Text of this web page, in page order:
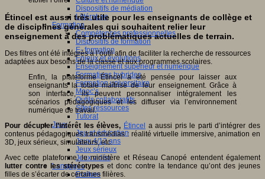
Dispositifs de médiation
Littérature
Formation
Compétences professionnelles
Dispositifs de formation
E- formation
Enjeux et évolutions
Enseignement supérieur et numérique
Formations hybrides
Formation universitaire
Mooc’s
Outils collaboratifs
Sites ressources
Tutorat
Jeux
Jeu et éducation
Jeux 4/12 ans
Jeux sérieux
Jeux vidéo
Langages
Ecriture
Étincel est aussi très utile pour les enseignants de collège et
de disciplines générales qui souhaitent relier leur
enseignement à des problématiques actuelles de terrain.
Des filtres ont été intégrés à l’outil afin de faciliter la recherche de ressources
adaptées aux besoins de la classe et aux programmes scolaires.
Enfin, la plateforme Étincel a été pensée pour laisser aux
enseignants la totale maîtrise de leur enseignement. Grâce à
son interface, ils peuvent personnaliser intégralement les
scénarios pédagogiques et les diffuser via l’environnement
numérique de travail.
Pour décupler l’intérêt les élèves, Étincel
a aussi pris le parti d’intégrer des
contenus pédagogiques transmédias : réalité virtuelle immersive, animation en
3D, jeux sérieux, simulateurs, etc.
Avec cette plateforme, le ministère et Réseau Canopé entendent également
lutter contre les stéréotypeset donc contre la tendance qu’ont des jeunes
filles de s’écarter de certaines filières.